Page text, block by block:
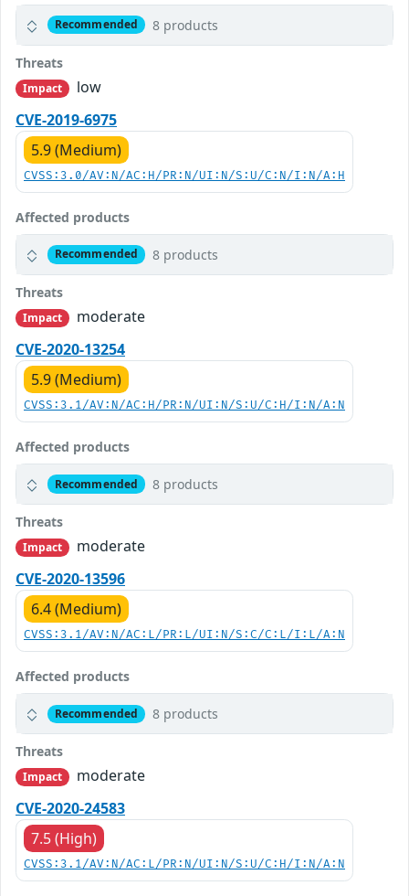
Recommended 8 products
Threats
Impact
low
CVE-2019-6975
5.9 (Medium)
CVSS:3.0/AV:N/AC:H/PR:N/UI:N/S:U/C:N/I:N/A:H
Affected products
Recommended 8 products
Threats
Impact
moderate
CVE-2020-13254
5.9 (Medium)
CVSS:3.1/AV:N/AC:H/PR:N/UI:N/S:U/C:H/I:N/A:N
Affected products
Recommended 8 products
Threats
Impact
moderate
CVE-2020-13596
6.4 (Medium)
CVSS:3.1/AV:N/AC:L/PR:L/UI:N/S:C/C:L/I:L/A:N
Affected products
Recommended 8 products
Threats
Impact
moderate
CVE-2020-24583
7.5 (High)
CVSS:3.1/AV:N/AC:L/PR:N/UI:N/S:U/C:H/I:N/A:N